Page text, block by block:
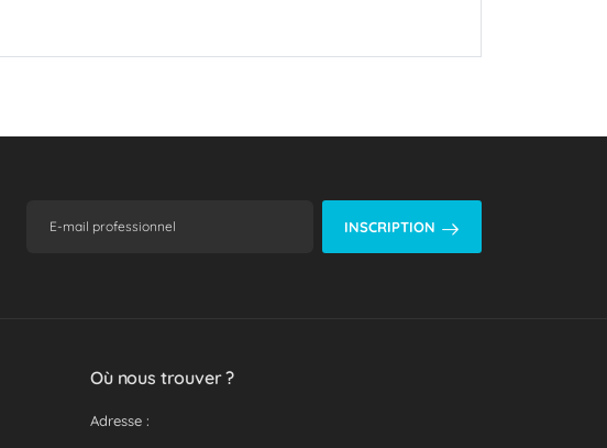
INSCRIPTION
Où nous trouver ?
Adresse :